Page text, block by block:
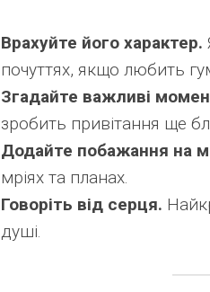
Врахуйте його характер.
почуттях, якщо любить
Згадайте важливі
зробить привітання ще
Додайте побажання на
мріях та планах.
Говоріть від серця.
душі.